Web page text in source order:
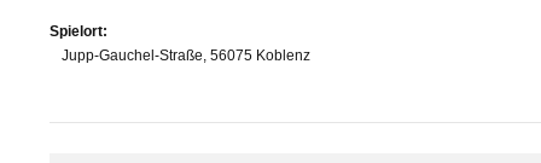
Spielort:
Jupp-Gauchel-Straße, 56075 Koblenz